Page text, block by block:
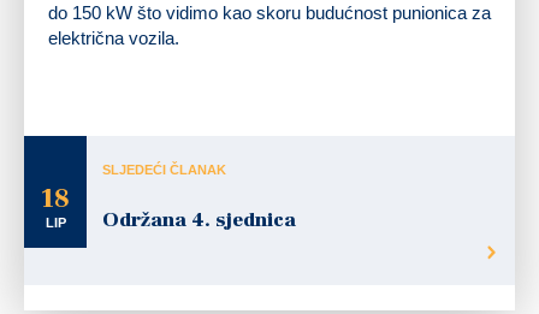
do 150 kW što vidimo kao skoru budućnost punionica za
električna vozila.
18
LIP
SLJEDEĆI ČLANAK
Održana 4. sjednica